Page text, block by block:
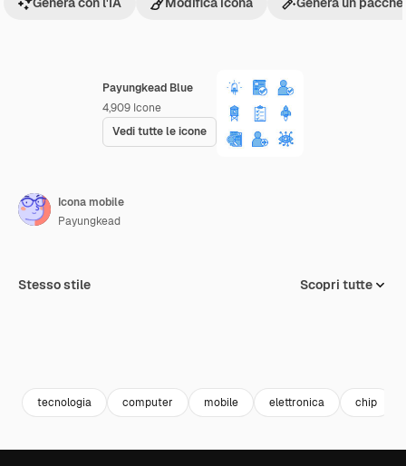
Payungkead Blue
4,909 Icone
Vedi tutte le icone
Icona mobile
Payungkead
Stesso stile Scopri tutte
tecnologia computer mobile elettronica chip